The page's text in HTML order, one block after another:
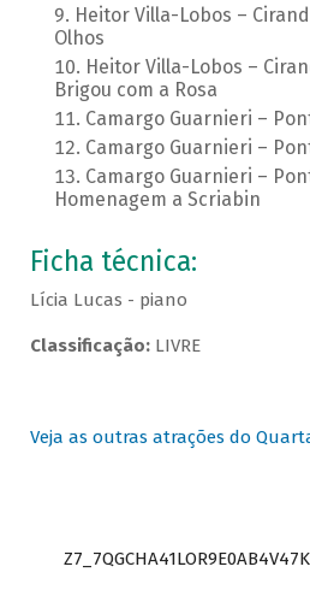
Heitor Villa-Lobos –
Olhos
Heitor Villa-Lobos –
Brigou com a Rosa
Camargo Guarnieri –
Camargo Guarnieri –
Camargo Guarnieri –
Homenagem a Scriabin
Ficha técnica:
Lícia Lucas - piano
Classificação:LIVRE
Veja as outras atrações do